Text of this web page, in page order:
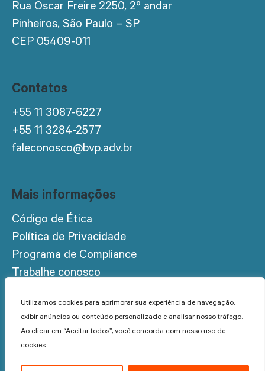
Utilizamos cookies para aprimorar sua experiência de navegação,
exibir anúncios ou conteúdo personalizado e analisar nosso tráfego.
Ao clicar em “Aceitar todos”, você concorda com nosso uso de
cookies.
Rua Oscar Freire 2250, 2º andar
Pinheiros, São Paulo – SP
CEP 05409-011
Contatos
+55 11 3087-6227
+55 11 3284-2577
faleconosco@bvp.adv.br
Mais informações
Código de Ética
Política de Privacidade
Programa de Compliance
Trabalhe conosco
© 2022 BVP Advogados - Todos os direitos reservados.